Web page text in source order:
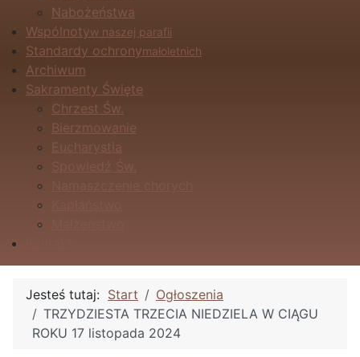
Nabożeństwa
Wspólnotyw naszej parafii
Standardy ochronymałoletnich
Archiwum
Sakramenty Święte
Chrzest Św.
Bierzmowanie
Eucharystia
Jesteś tutaj: Start
Ogłoszenia
TRZYDZIESTA TRZECIA NIEDZIELA W CIĄGU
ROKU 17 listopada 2024